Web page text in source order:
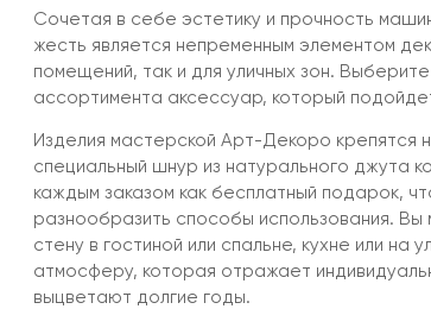
Сочетая в себе эстетику и прочность
жесть является непременным элементом
помещений, так и для уличных зон.
ассортимента аксессуар, который
Изделия мастерской Арт-Декоро крепятся
специальный шнур из натурального джута
каждым заказом как бесплатный подарок,
разнообразить способы использования. Вы
стену в гостиной или спальне, кухне или на
атмосферу, которая отражает
выцветают долгие годы.